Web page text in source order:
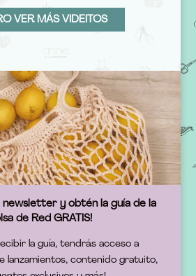
VER MÁS VIDEITOS
y obtén la guía de la
de Red GRATIS!
la guía, tendrás acceso a
lanzamientos, contenido gratuito,